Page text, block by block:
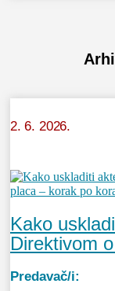
2. 6. 2026.
Kako
Direktivom
Predavač/i: